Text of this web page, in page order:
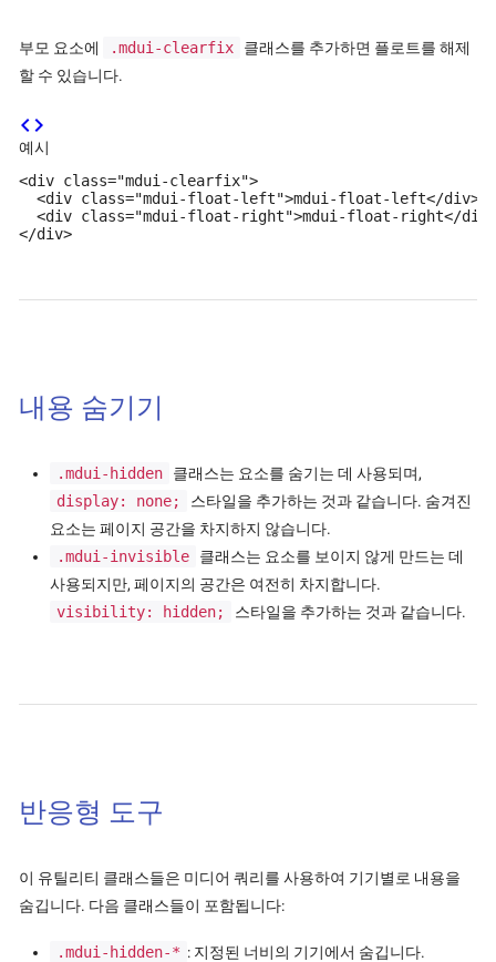
부모 요소에 .mdui-clearfix
클래스를 추가하면 플로트를 해제
할 수 있습니다.
code
예시
<div class="mdui-clearfix">
  <div class="mdui-float-left">mdui-float-left</div>
  <div class="mdui-float-right">mdui-float-right</div>
</div>
내용 숨기기
.mdui-hidden
클래스는 요소를 숨기는 데 사용되며,
display: none;
스타일을 추가하는 것과 같습니다. 숨겨진
요소는 페이지 공간을 차지하지 않습니다.
.mdui-invisible
클래스는 요소를 보이지 않게 만드는 데
사용되지만, 페이지의 공간은 여전히 차지합니다.
visibility: hidden;
스타일을 추가하는 것과 같습니다.
반응형 도구
이 유틸리티 클래스들은 미디어 쿼리를 사용하여 기기별로 내용을
숨깁니다. 다음 클래스들이 포함됩니다:
.mdui-hidden-* : 지정된 너비의 기기에서 숨깁니다.